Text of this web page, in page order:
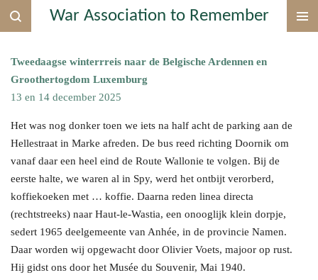
Ga
direct
de
hoofdinhoud
War Association to Remember
Tweedaagse winterrreis naar de Belgische Ardennen en
Groothertogdom Luxemburg
13 en 14 december 2025
Het was nog donker toen we iets na half acht de parking aan de
Hellestraat in Marke afreden. De bus reed richting Doornik om
vanaf daar een heel eind de Route Wallonie te volgen. Bij de
eerste halte, we waren al in Spy, werd het ontbijt verorberd,
koffiekoeken met … koffie. Daarna reden linea directa
(rechtstreeks) naar Haut-le-Wastia, een onooglijk klein dorpje,
sedert 1965 deelgemeente van Anhée, in de provincie Namen.
Daar worden wij opgewacht door Olivier Voets, majoor op rust.
Hij gidst ons door het Musée du Souvenir, Mai 1940.